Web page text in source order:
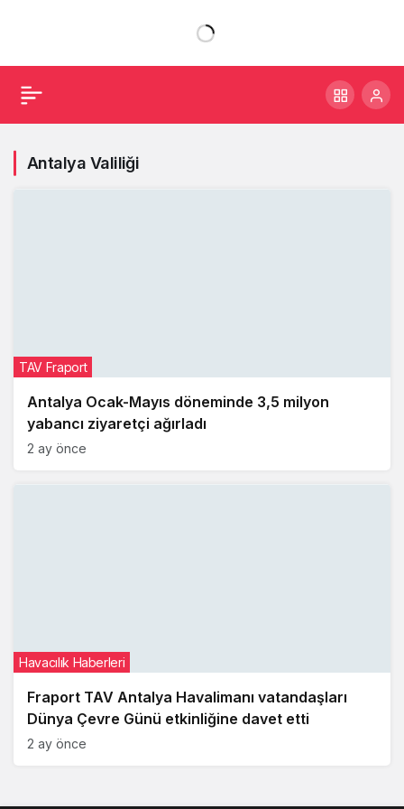
Antalya Valiliği
Antalya Ocak-Mayıs döneminde 3,5 milyon
yabancı ziyaretçi ağırladı
TAV Fraport
2 ay önce
Fraport TAV Antalya Havalimanı vatandaşları
Dünya Çevre Günü etkinliğine davet etti
Havacılık Haberleri
2 ay önce